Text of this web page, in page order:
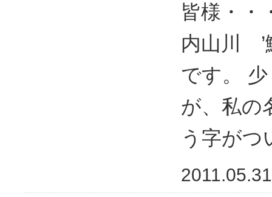
皆様・・
内山川 ’
です。
が、私の
う字がつ
2011.05.31